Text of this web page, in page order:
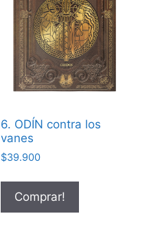
6. ODÍN contra los
vanes
$39.900
Comprar!